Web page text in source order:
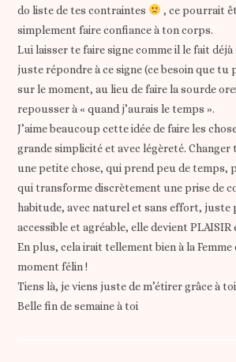
do liste de tes contraintes
, ce pourrait
simplement faire confiance à ton corps.
Lui laisser te faire signe comme il le fait
juste répondre à ce signe (ce besoin que tu
sur le moment, au lieu de faire la sourde
repousser à « quand j’aurais le temps ».
J’aime beaucoup cette idée de faire les
grande simplicité et avec légèreté.
une petite chose, qui prend peu de temps,
qui transforme discrètement une prise de
habitude, avec naturel et sans effort, juste
accessible et agréable, elle devient
En plus, cela irait tellement bien à la Femme
moment félin !
Tiens là, je viens juste de m’étirer grâce à
Belle fin de semaine à toi